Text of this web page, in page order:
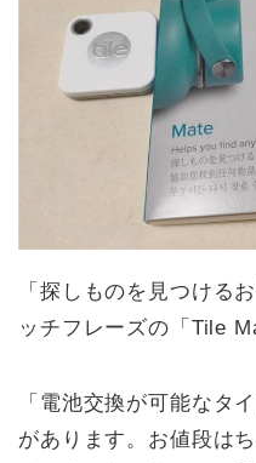
「探しものを見つける
ッチフレーズの「Tile
「電池交換が可能なタ
があります。お値段は